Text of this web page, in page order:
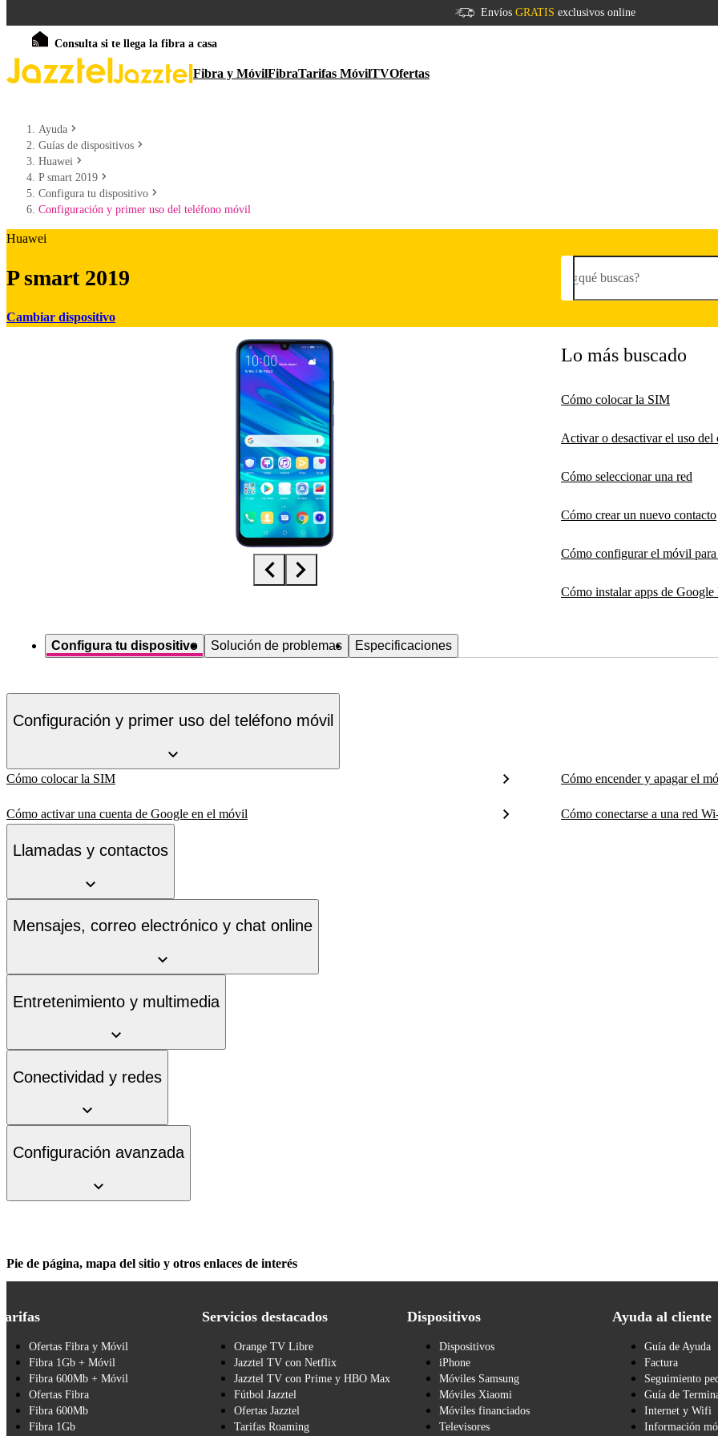
Envíos GRATIS exclusivos online
Consulta si te llega la fibra a casa
Fibra y MóvilFibraTarifas MóvilTVOfertas
Ayuda
Guías de dispositivos
Huawei
P smart 2019
Configura tu dispositivo
Configuración y primer uso del teléfono móvil
Huawei
P smart 2019
Cambiar dispositivo
¿qué buscas?
Lo más buscado
Cómo colocar la SIM
Activar o desactivar el uso del
Cómo seleccionar una red
Cómo crear un nuevo contacto
Cómo configurar el móvil
Cómo instalar apps de Google
Configura tu dispositivo Solución de problemas Especificaciones
Configuración y primer uso del teléfono móvil
Cómo colocar la SIM Cómo encender y apagar el
Cómo activar una cuenta de Google en el móvil Cómo conectarse a una red
Llamadas y contactos
Mensajes, correo electrónico y chat online
Entretenimiento y multimedia
Conectividad y redes
Configuración avanzada
Pie de página, mapa del sitio y otros enlaces de interés
Ofertas Fibra y Móvil
Fibra 1Gb + Móvil
Fibra 600Mb + Móvil
Ofertas Fibra
Fibra 600Mb
Fibra 1Gb
Servicios destacados
Orange TV Libre
Jazztel TV con Netflix
Jazztel TV con Prime y HBO Max
Fútbol Jazztel
Ofertas Jazztel
Tarifas Roaming
Dispositivos
Dispositivos
iPhone
Móviles Samsung
Móviles Xiaomi
Móviles financiados
Televisores
Ayuda al cliente
Guía de Ayuda
Factura
Seguimiento
Guía de
Internet y Wifi
Información